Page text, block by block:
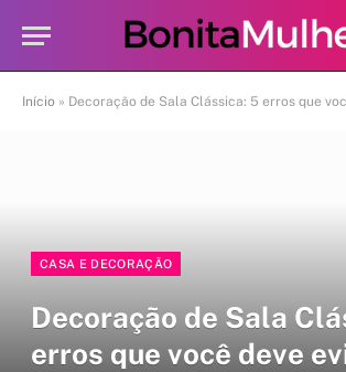
Início » Decoração de Sala Clássica: 5 erros que
CASA E DECORAÇÃO
Decoração de Sala
erros que você deve